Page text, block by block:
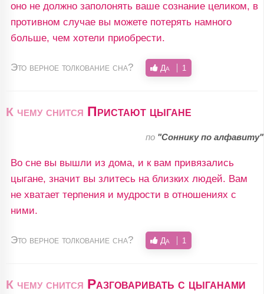
оно не должно заполонять ваше сознание целиком, в
противном случае вы можете потерять намного
больше, чем хотели приобрести.
Это верное толкование сна? Да 1
К чему снится Пристают цыгане
по "Соннику по алфавиту"
Во сне вы вышли из дома, и к вам привязались
цыгане, значит вы злитесь на близких людей. Вам
не хватает терпения и мудрости в отношениях с
ними.
Это верное толкование сна? Да 1
К чему снится Разговаривать с цыганами